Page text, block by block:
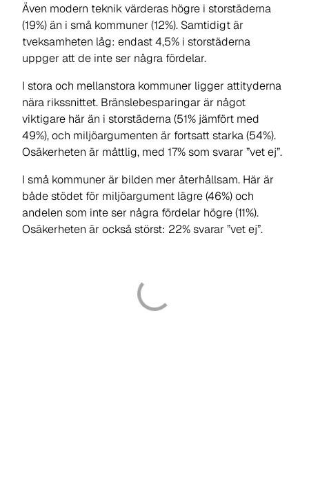
Även modern teknik värderas högre i storstäderna
(19%) än i små kommuner (12%). Samtidigt är
tveksamheten låg: endast 4,5% i storstäderna
uppger att de inte ser några fördelar.
I stora och mellanstora kommuner ligger attityderna
nära rikssnittet. Bränslebesparingar är något
viktigare här än i storstäderna (51% jämfört med
49%), och miljöargumenten är fortsatt starka (54%).
Osäkerheten är måttlig, med 17% som svarar ”vet ej”.
I små kommuner är bilden mer återhållsam. Här är
både stödet för miljöargument lägre (46%) och
andelen som inte ser några fördelar högre (11%).
Osäkerheten är också störst: 22% svarar ”vet ej”.